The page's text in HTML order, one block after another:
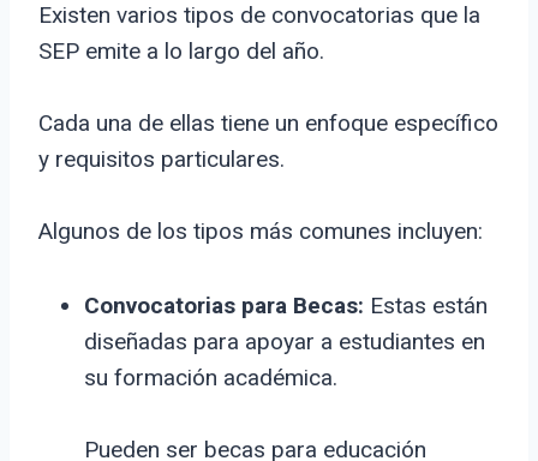
Existen varios tipos de convocatorias que la
SEP emite a lo largo del año.
Cada una de ellas tiene un enfoque específico
y requisitos particulares.
Algunos de los tipos más comunes incluyen:
Convocatorias para Becas: Estas están
diseñadas para apoyar a estudiantes en
su formación académica.
Pueden ser becas para educación